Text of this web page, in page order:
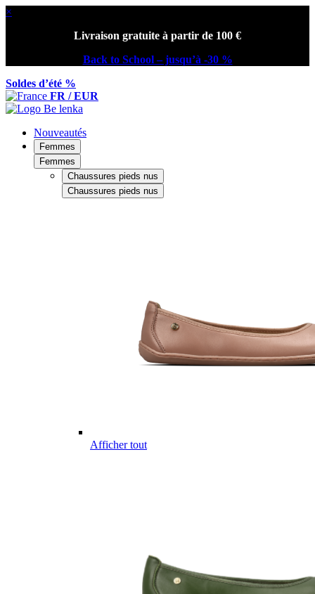
×
Livraison gratuite à partir de 100 €
Back to School – jusqu’à -30 %
Soldes d’été %
FR / EUR
Nouveautés
Femmes
Femmes
Chaussures pieds nus
Chaussures pieds nus
Afficher tout